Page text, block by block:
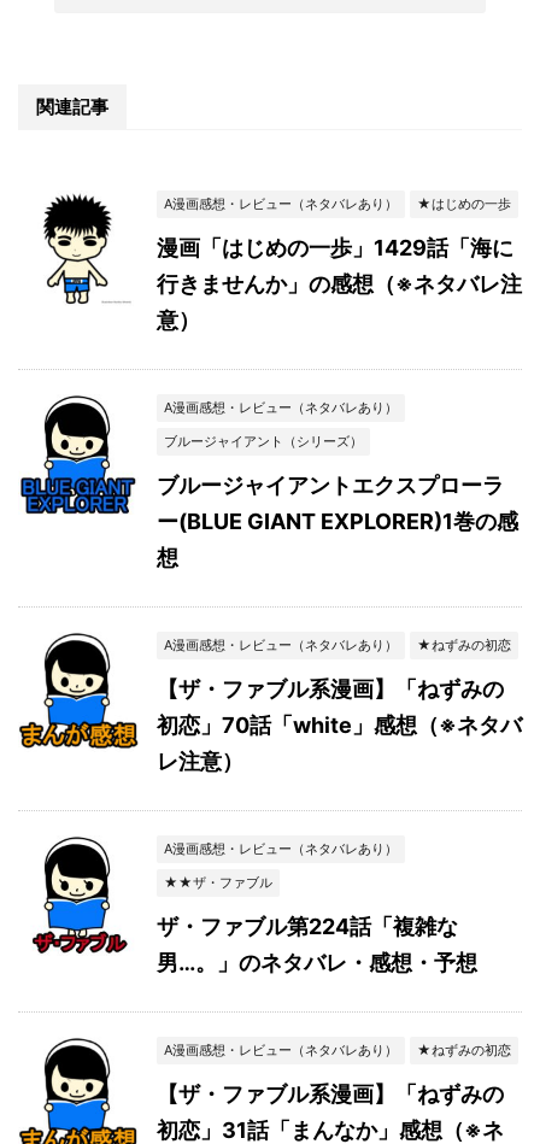
関連記事
A漫画感想・レビュー（ネタバレあり） ★はじめの一歩
漫画「はじめの一歩」1429話「海に
行きませんか」の感想（※ネタバレ注
意）
A漫画感想・レビュー（ネタバレあり）
ブルージャイアント（シリーズ）
ブルージャイアントエクスプローラ
ー(BLUE GIANT EXPLORER)1巻の感
想
A漫画感想・レビュー（ネタバレあり） ★ねずみの初恋
【ザ・ファブル系漫画】「ねずみの
初恋」70話「white」感想（※ネタバ
レ注意）
A漫画感想・レビュー（ネタバレあり）
★★ザ・ファブル
ザ・ファブル第224話「複雑な
男…。」のネタバレ・感想・予想
A漫画感想・レビュー（ネタバレあり） ★ねずみの初恋
【ザ・ファブル系漫画】「ねずみの
初恋」31話「まんなか」感想（※ネ